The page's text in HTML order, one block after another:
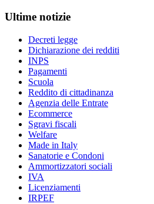
Ultime notizie
Decreti legge
Dichiarazione dei redditi
INPS
Pagamenti
Scuola
Reddito di cittadinanza
Agenzia delle Entrate
Ecommerce
Sgravi fiscali
Welfare
Made in Italy
Sanatorie e Condoni
Ammortizzatori sociali
IVA
Licenziamenti
IRPEF